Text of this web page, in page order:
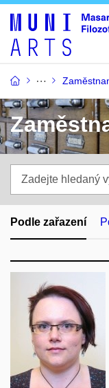
hledaný
výraz
Podle zařazení